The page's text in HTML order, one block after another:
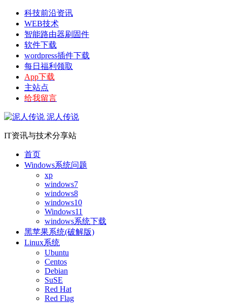
科技前沿资讯
WEB技术
智能路由器刷固件
软件下载
wordpress插件下载
每日福利领取
App下载
主站点
给我留言
泥人传说
IT资讯与技术分享站
首页
Windows系统问题
xp
windows7
windows8
windows10
Windows11
windows系统下载
黑苹果系统(破解版)
Linux系统
Ubuntu
Centos
Debian
SuSE
Red Hat
Red Flag